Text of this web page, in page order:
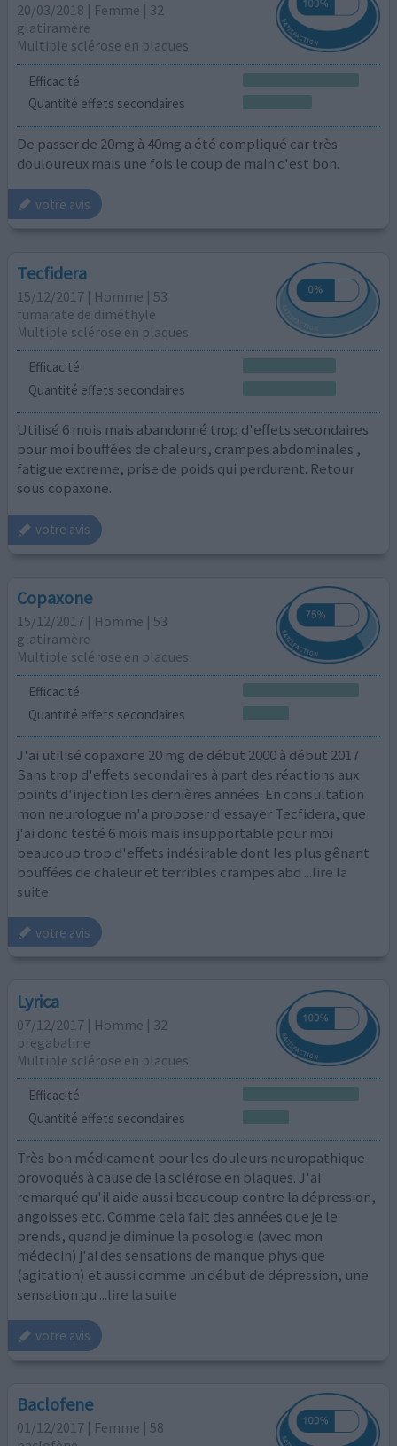
20/03/2018 | Femme | 32
glatiramère
Multiple sclérose en plaques
Efficacité
Quantité effets secondaires
De passer de 20mg à 40mg a été compliqué car très
douloureux mais une fois le coup de main c'est bon.
votre avis
Tecfidera
15/12/2017 | Homme | 53
fumarate de diméthyle
Multiple sclérose en plaques
Efficacité
Quantité effets secondaires
Utilisé 6 mois mais abandonné trop d'effets secondaires
pour moi bouffées de chaleurs, crampes abdominales ,
fatigue extreme, prise de poids qui perdurent. Retour
sous copaxone.
votre avis
Copaxone
15/12/2017 | Homme | 53
glatiramère
Multiple sclérose en plaques
Efficacité
Quantité effets secondaires
J'ai utilisé copaxone 20 mg de début 2000 à début 2017
Sans trop d'effets secondaires à part des réactions aux
points d'injection les dernières années. En consultation
mon neurologue m'a proposer d'essayer Tecfidera, que
j'ai donc testé 6 mois mais insupportable pour moi
beaucoup trop d'effets indésirable dont les plus gênant
bouffées de chaleur et terribles crampes abd ...lire la
suite
votre avis
Lyrica
07/12/2017 | Homme | 32
pregabaline
Multiple sclérose en plaques
Efficacité
Quantité effets secondaires
Très bon médicament pour les douleurs neuropathique
provoqués à cause de la sclérose en plaques. J'ai
remarqué qu'il aide aussi beaucoup contre la dépression,
angoisses etc. Comme cela fait des années que je le
prends, quand je diminue la posologie (avec mon
médecin) j'ai des sensations de manque physique
(agitation) et aussi comme un début de dépression, une
sensation qu ...lire la suite
votre avis
Baclofene
01/12/2017 | Femme | 58